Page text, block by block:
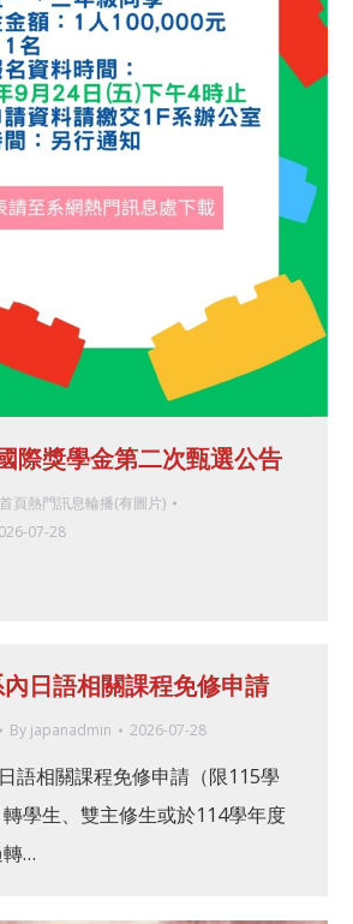
際獎學金第二次甄選公告
首頁熱門訊息輪播(有圖片)
07-28
日語相關課程免修申請
By japanadmin 2026-07-28
語相關課程免修申請（限115學
學生、雙主修生或於114學年度
…